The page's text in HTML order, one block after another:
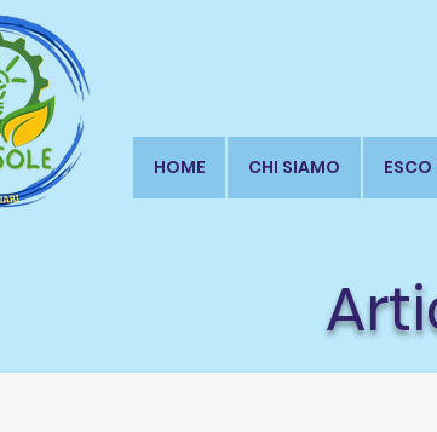
HOME CHI SIAMO ESCO